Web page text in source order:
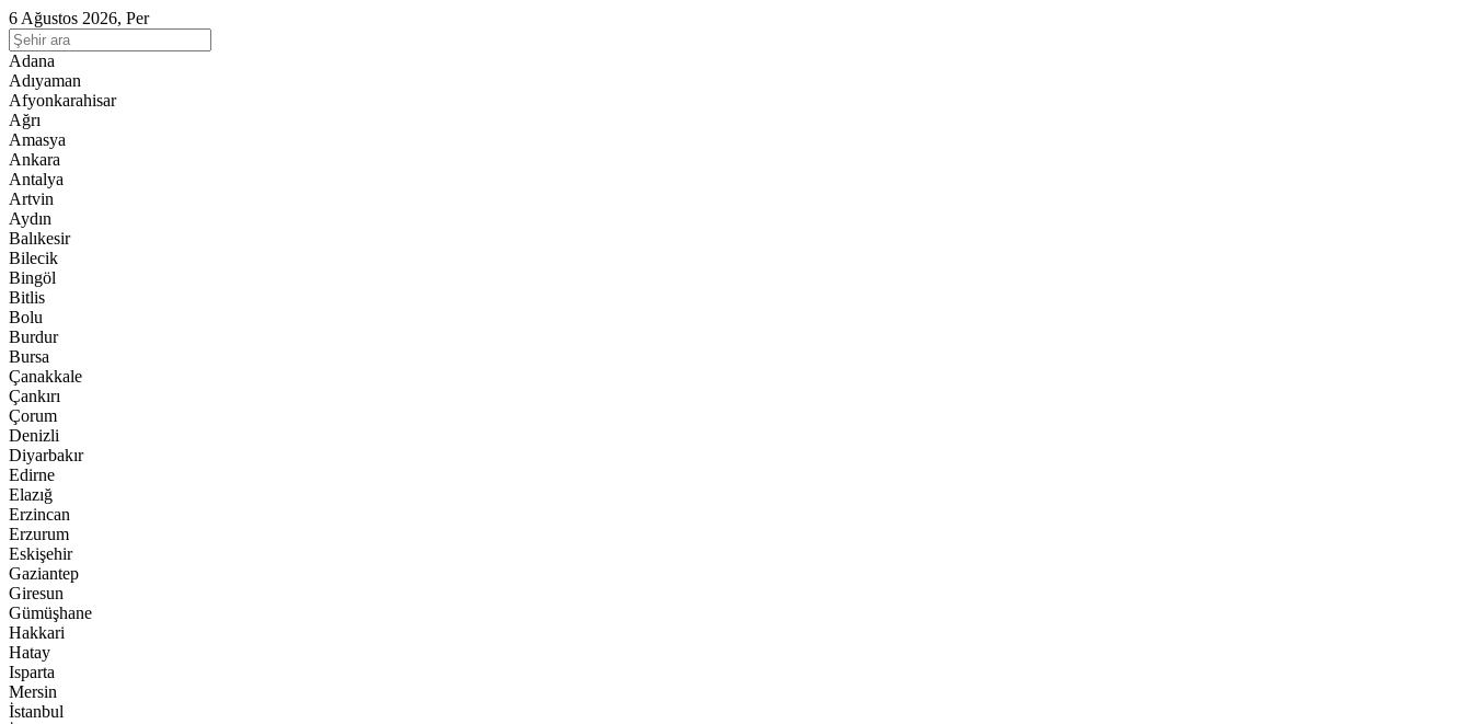
6 Ağustos 2026, Per
Adana
Adıyaman
Afyonkarahisar
Ağrı
Amasya
Ankara
Antalya
Artvin
Aydın
Balıkesir
Bilecik
Bingöl
Bitlis
Bolu
Burdur
Bursa
Çanakkale
Çankırı
Çorum
Denizli
Diyarbakır
Edirne
Elazığ
Erzincan
Erzurum
Eskişehir
Gaziantep
Giresun
Gümüşhane
Hakkari
Hatay
Isparta
Mersin
İstanbul